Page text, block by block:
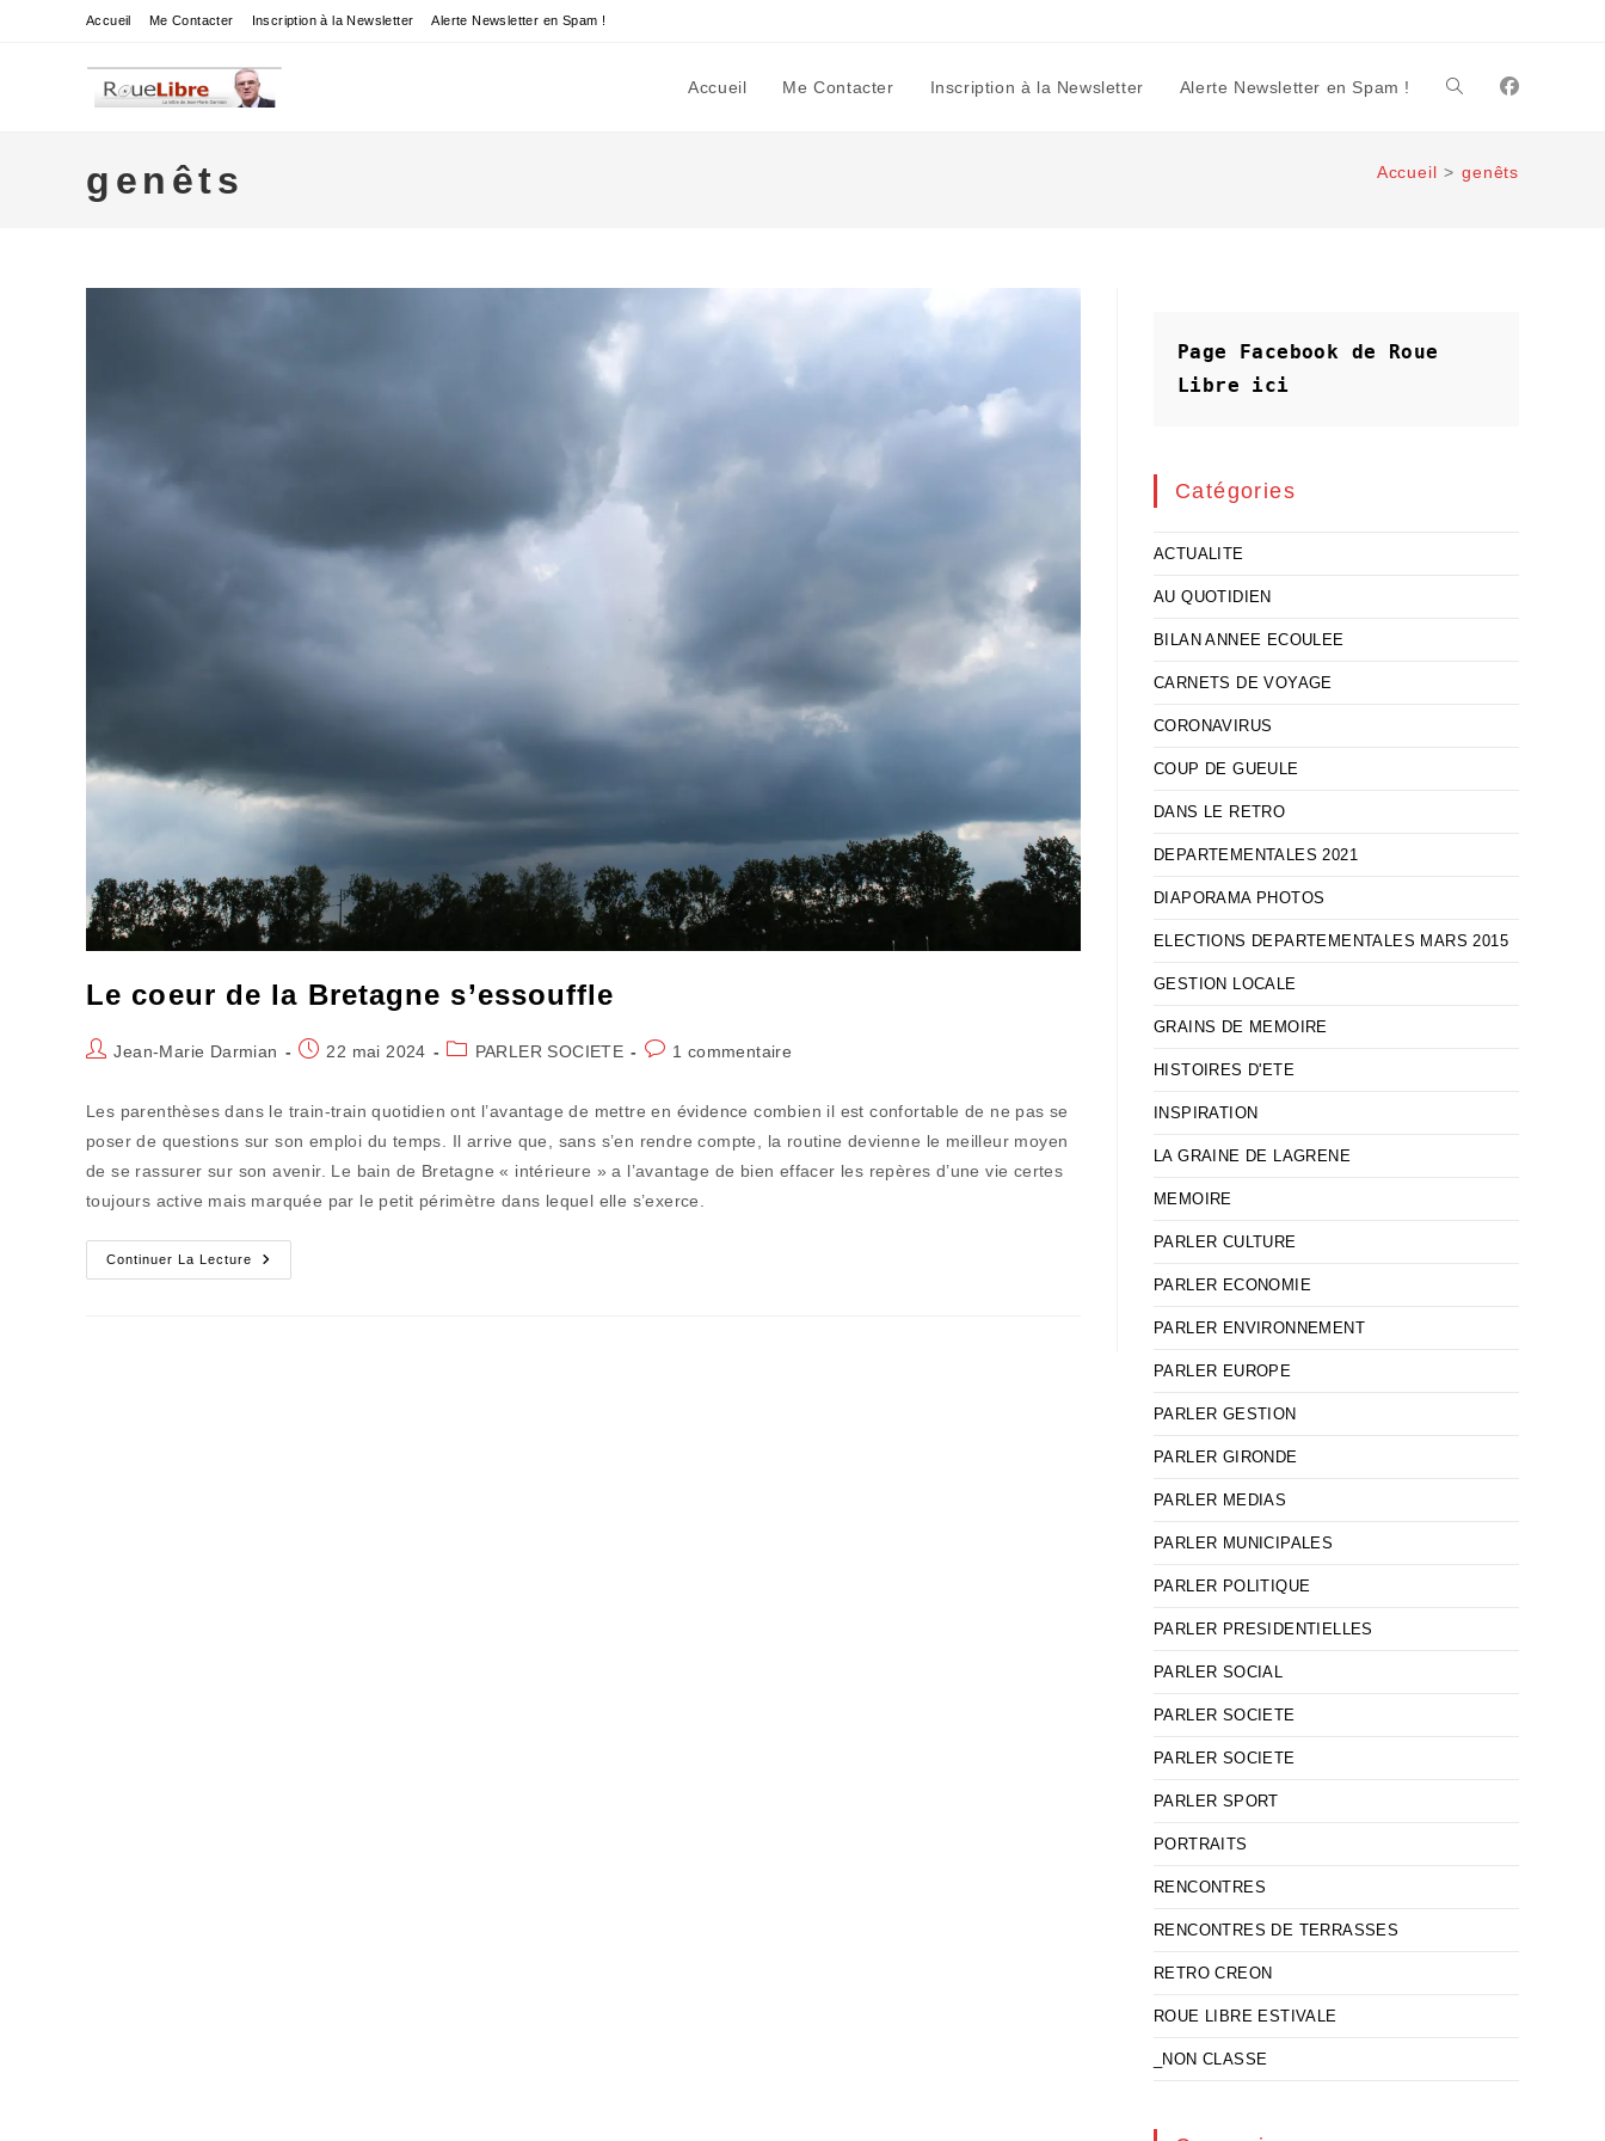
Accueil Me Contacter Inscription à la Newsletter Alerte Newsletter en Spam !
Accueil Me Contacter Inscription à la Newsletter Alerte Newsletter en Spam ! Toggle
website
genêts Accueil > genêts
Le coeur de la Bretagne s’essouffle
Auteur/autrice
publication :
Jean-Marie Darmian
Publication
22 mai 2024
PostPARLER SOCIETE
Commentaires
1 commentaire
Les parenthèses dans le train-train quotidien ont l’avantage de mettre en évidence combien il est confortable de ne pas se
poser de questions sur son emploi du temps. Il arrive que, sans s’en rendre compte, la routine devienne le meilleur moyen
de se rassurer sur son avenir. Le bain de Bretagne « intérieure » a l’avantage de bien effacer les repères d’une vie certes
toujours active mais marquée par le petit périmètre dans lequel elle s’exerce.
Continuer La Lecture
Le
Coeur
Page Facebook de Roue
Libre
ici
Catégories
ACTUALITE
AU QUOTIDIEN
BILAN ANNEE ECOULEE
CARNETS DE VOYAGE
CORONAVIRUS
COUP DE GUEULE
DANS LE RETRO
DEPARTEMENTALES 2021
DIAPORAMA PHOTOS
ELECTIONS DEPARTEMENTALES MARS 2015
GESTION LOCALE
GRAINS DE MEMOIRE
HISTOIRES D'ETE
INSPIRATION
LA GRAINE DE LAGRENE
MEMOIRE
PARLER CULTURE
PARLER ECONOMIE
PARLER ENVIRONNEMENT
PARLER EUROPE
PARLER GESTION
PARLER GIRONDE
PARLER MEDIAS
PARLER MUNICIPALES
PARLER POLITIQUE
PARLER PRESIDENTIELLES
PARLER SOCIAL
PARLER SOCIETE
PARLER SOCIETE
PARLER SPORT
PORTRAITS
RENCONTRES
RENCONTRES DE TERRASSES
RETRO CREON
ROUE LIBRE ESTIVALE
_NON CLASSE